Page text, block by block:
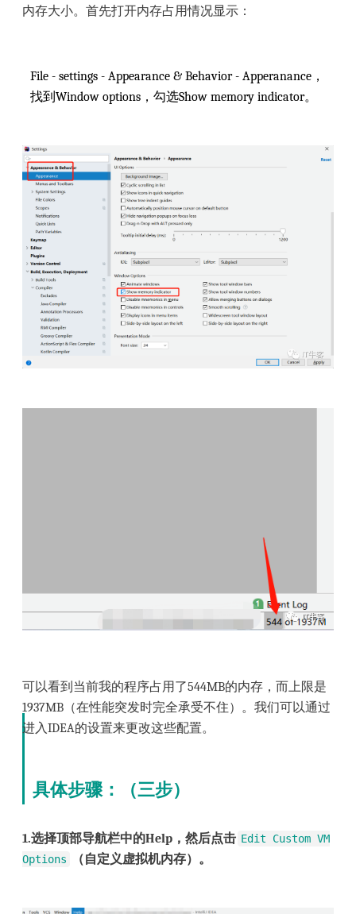
内存大小。首先打开内存占用情况显示：
File - settings - Appearance & Behavior - Apperanance，
找到Window options，勾选Show memory indicator。
可以看到当前我的程序占用了544MB的内存，而上限是
1937MB（在性能突发时完全承受不住）。我们可以通过
进入IDEA的设置来更改这些配置。
具体步骤：（三步）
1.选择顶部导航栏中的Help，然后点击 Edit Custom VM
Options
（自定义虚拟机内存）。